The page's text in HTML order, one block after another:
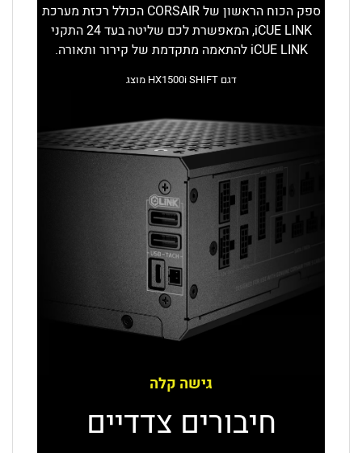
ספק הכוח הראשון של CORSAIR הכולל רכזת מערכת
iCUE LINK, המאפשרת לכם שליטה בעד 24 התקני
iCUE LINK להתאמה מתקדמת של קירור ותאורה.
דגם HX1500i SHIFT מוצג
גישה קלה
חיבורים צדדיים